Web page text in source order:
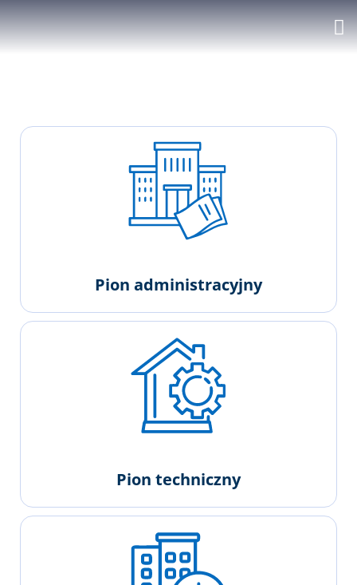
Pion administracyjny
Pion techniczny